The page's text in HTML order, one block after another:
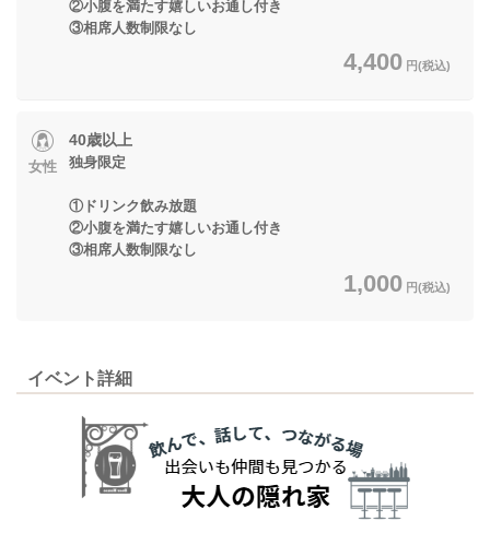
②小腹を満たす嬉しいお通し付き
③相席人数制限なし
4,400 円(税込)
女性
40歳以上
独身限定
①ドリンク飲み放題
②小腹を満たす嬉しいお通し付き
③相席人数制限なし
1,000 円(税込)
イベント詳細